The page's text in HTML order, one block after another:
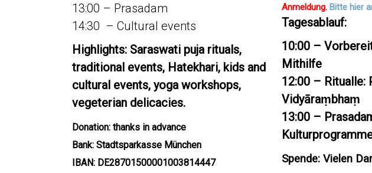
13:00 – Prasadam
14:30 – Cultural events
Highlights: Saraswati puja rituals,
traditional events, Hatekhari, kids and
cultural events, yoga workshops,
vegeterian delicacies.
Donation: thanks in advance
Bank: Stadtsparkasse München
IBAN: DE28701500001003814447
Anmeldung. Bitte hier
Tagesablauf:
10:00 –
Mithilfe
12:00 – Ritualle:
Vidyāraṃbhaṃ
13:00 –
Spende: Vielen